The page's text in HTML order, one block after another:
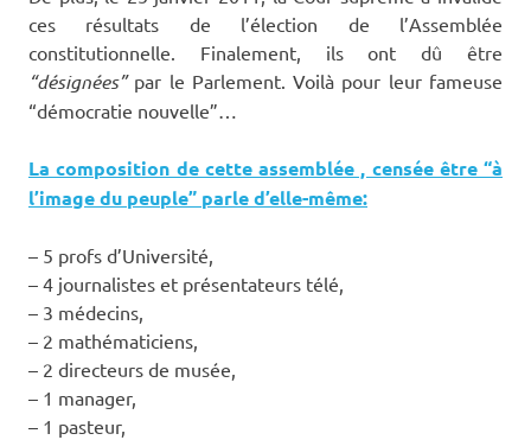
ces résultats de l’élection de l’Assemblée
constitutionnelle. Finalement, ils ont dû être
“désignées”par le Parlement. Voilà pour leur fameuse
“démocratie nouvelle”…
La composition de cette assemblée , censée être “à
l’image du peuple” parle d’elle-même:
– 5 profs d’Université,
– 4 journalistes et présentateurs télé,
– 3 médecins,
– 2 mathématiciens,
– 2 directeurs de musée,
– 1 manager,
– 1 pasteur,